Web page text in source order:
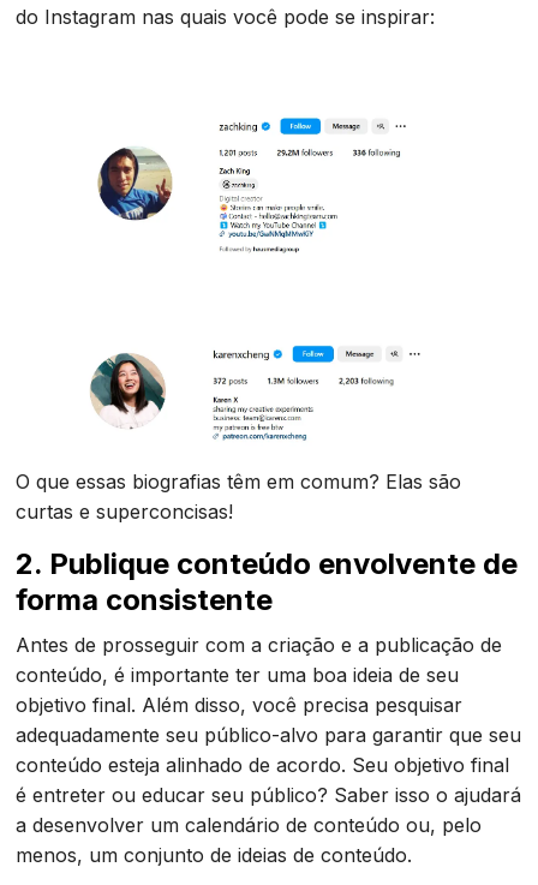
do Instagram nas quais você pode se inspirar:
O que essas biografias têm em comum? Elas são
curtas e superconcisas!
2. Publique conteúdo envolvente de
forma consistente
Antes de prosseguir com a criação e a publicação de
conteúdo, é importante ter uma boa ideia de seu
objetivo final. Além disso, você precisa pesquisar
adequadamente seu público-alvo para garantir que seu
conteúdo esteja alinhado de acordo. Seu objetivo final
é entreter ou educar seu público? Saber isso o ajudará
a desenvolver um calendário de conteúdo ou, pelo
menos, um conjunto de ideias de conteúdo.